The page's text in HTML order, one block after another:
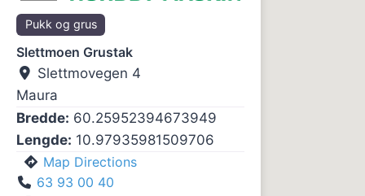
Pukk og grus
Slettmoen Grustak
Slettmovegen 4
Maura
Bredde: 60.25952394673949
Lengde: 10.97935981509706
Map Directions
63 93 00 40